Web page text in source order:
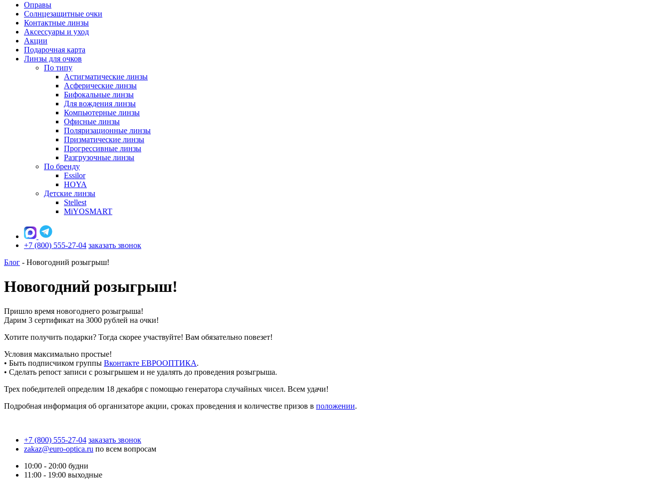
Оправы
Солнцезащитные очки
Контактные линзы
Аксессуары и уход
Акции
Подарочная карта
Линзы для очков
По типу
Астигматические линзы
Асферические линзы
Бифокальные линзы
Для вождения линзы
Компьютерные линзы
Офисные линзы
Поляризационные линзы
Призматические линзы
Прогрессивные линзы
Разгрузочные линзы
По бренду
Essilor
HOYA
Детские линзы
Stellest
MiYOSMART
+7 (800) 555-27-04 заказать звонок
Блог - Новогодний розыгрыш!
Новогодний розыгрыш!
Пришло время новогоднего розыгрыша!
Дарим 3 сертификат на 3000 рублей на очки!
Хотите получить подарки? Тогда скорее участвуйте! Вам обязательно повезет!
Условия максимально простые!
• Быть подписчиком группы Вконтакте ЕВРООПТИКА.
• Сделать репост записи с розыгрышем и не удалять до проведения розыгрыша.
Трех победителей определим 18 декабря с помощью генератора случайных чисел. Всем удачи!
Подробная информация об организаторе акции, сроках проведения и количестве призов в положении.
+7 (800) 555-27-04 заказать звонок
zakaz@euro-optica.ru по всем вопросам
10:00 - 20:00 будни
11:00 - 19:00 выходные